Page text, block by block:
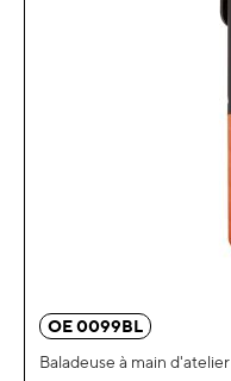
OE 0099BL
Baladeuse à main d'atelier